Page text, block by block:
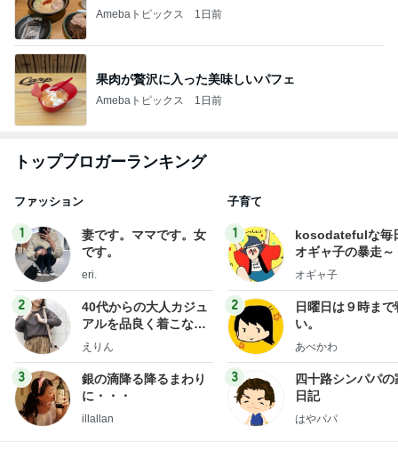
Amebaトピックス 1日前
果肉が贅沢に入った美味しいパフェ
Amebaトピックス 1日前
トップブロガーランキング
ファッション
1
妻です。ママです。女
です。
eri.
2
40代からの大人カジュ
アルを品良く着こなす
ファッションブログ
えりん
3
銀の滴降る降るまわり
に・・・
illallan
子育て
1
kosodatefulな毎
オギャ子の暴走～
オギャ子
2
日曜日は９時まで
い。
あべかわ
3
四十路シンパパの
日記
はやパパ